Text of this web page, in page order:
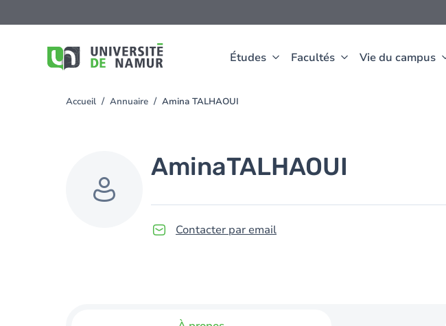
Études Facultés Vie du campus
au
You
Accueil Annuaire Amina TALHAOUI
AminaTALHAOUI
Contacter par email